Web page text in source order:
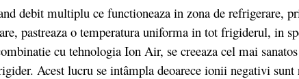
debit multiplu ce functioneaza in zona de refrigerare,
pastreaza o temperatura uniforma in tot frigiderul, in
cu tehnologia Ion Air, se creeaza cel mai
Acest lucru se intâmpla deoarece ionii negativi